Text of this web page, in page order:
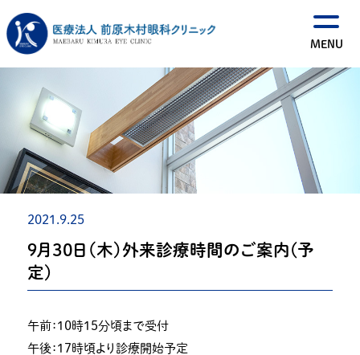
2021.9.25
9月３０日（木）外来診療時間のご案内(予
定)
午前：１０時１５分頃まで受付
午後：１７時頃より診療開始予定